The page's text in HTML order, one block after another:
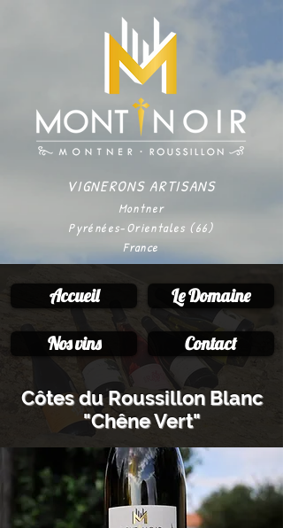
VIGNERONS ARTISANS
Montner
Pyrénées-Orientales (66)
France
Accueil Le Domaine
Nos vins Contact
Côtes du Roussillon Blanc
"Chêne Vert"